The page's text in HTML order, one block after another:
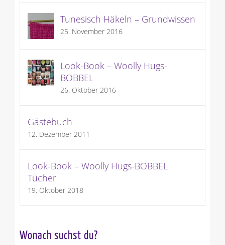
Tunesisch Häkeln – Grundwissen
25. November 2016
Look-Book – Woolly Hugs-
BOBBEL
26. Oktober 2016
Gästebuch
12. Dezember 2011
Look-Book – Woolly Hugs-BOBBEL
Tücher
19. Oktober 2018
Wonach suchst du?